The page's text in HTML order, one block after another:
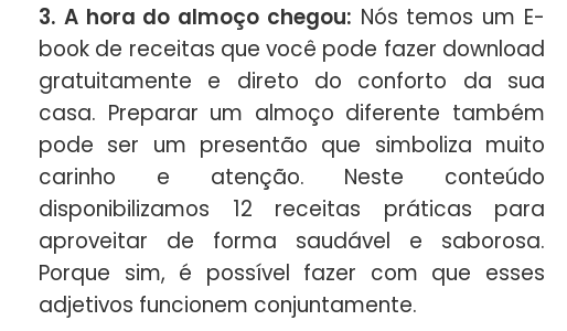
3. A hora do almoço chegou: Nós temos um E-
book de receitas que você pode fazer download
gratuitamente e direto do conforto da sua
casa. Preparar um almoço diferente também
pode ser um presentão que simboliza muito
carinho e atenção. Neste conteúdo
disponibilizamos 12 receitas práticas para
aproveitar de forma saudável e saborosa.
Porque sim, é possível fazer com que esses
adjetivos funcionem conjuntamente.